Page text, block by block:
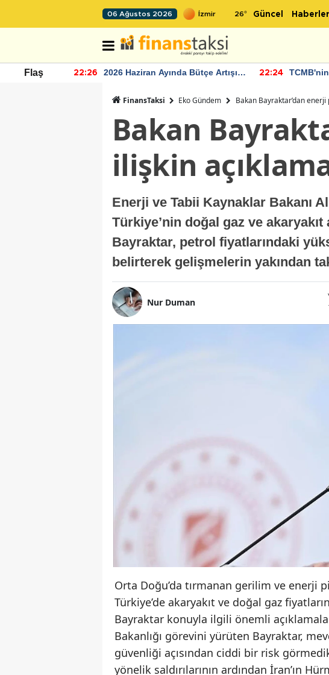
06 Ağustos 2026 26° Güncel Haberler
Flaş 22:26
2026 Haziran Ayında Bütçe Artışı
22:24
FinansTaksi Eko Gündem Bakan Bayraktar’dan enerji
Bakan
ilişkin
Enerji ve Tabii Kaynaklar Bakanı
Türkiye’nin doğal gaz ve
Bayraktar, petrol fiyatlarındaki
belirterek gelişmelerin yakından
Nur Duman
Orta Doğu’da tırmanan gerilim ve enerji
Türkiye’de akaryakıt ve doğal gaz
Bayraktar konuyla ilgili önemli
Bakanlığı görevini yürüten Bayraktar,
güvenliği açısından ciddi bir risk
yönelik saldırılarının ardından İran’ın